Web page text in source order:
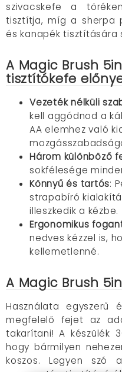
szivacskefe a
tisztítja, míg a sherpa
és kanapék tisztítására
A Magic Brush
tisztítókefe
Vezeték nélküli
kell aggódnod a
AA elemhez való
Három különböző
sokfélesége
Könnyű és tartós:
strapabíró
illeszkedik a kézbe.
Ergonomikus
nedves kézzel is,
kellemetlenné.
A Magic Brush
Használata egyszerű
megfelelő fejet az
takarítani! A készülék
hogy bármilyen
koszos. Legyen szó